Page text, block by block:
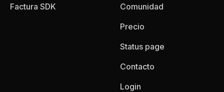
Factura SDK
Comunidad
Precio
Status page
Contacto
Login